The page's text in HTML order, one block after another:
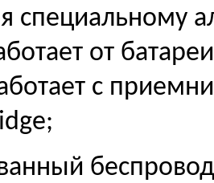
специальному
от
с